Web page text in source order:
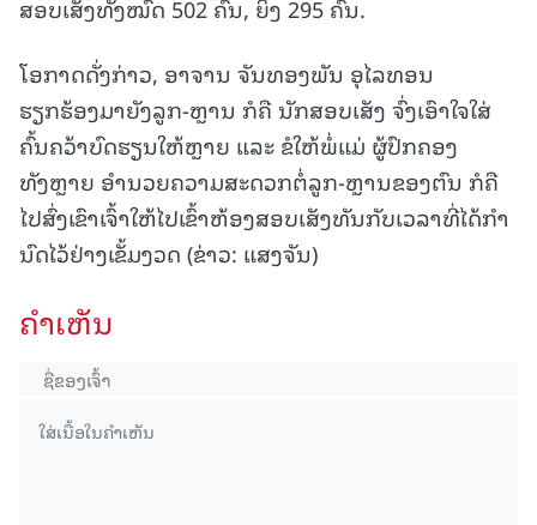
ສອບເສັງທັງໝົດ 502 ຄົນ, ຍິງ 295 ຄົນ.
ໂອກາດດັ່ງກ່າວ, ອາຈານ ຈັນທອງພັນ ອຸໄລທອນ
ຮຽກຮ້ອງມາຍັງລູກ-ຫຼານ ກໍຄື ນັກສອບເສັງ ຈົ່ງເອົາໃຈໃສ່
ຄົ້ນຄວ້າບົດຮຽນໃຫ້ຫຼາຍ ແລະ ຂໍໃຫ້ພໍ່ແມ່ ຜູ້ປົກຄອງ
ທັງຫຼາຍ ອໍານວຍຄວາມສະດວກຕໍ່ລູກ-ຫຼານຂອງຕົນ ກໍຄື
ໄປສົ່ງເຂົາເຈົ້າໃຫ້ໄປເຂົ້າຫ້ອງສອບເສັງທັນກັບເວລາທີ່ໄດ້ກໍາ
ນົດໄວ້ຢ່າງເຂັ້ມງວດ (ຂ່າວ: ແສງຈັນ)
ຄໍາເຫັນ